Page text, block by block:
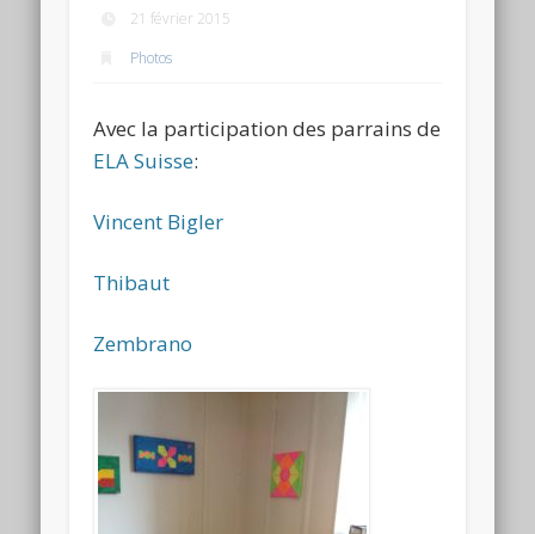
21 février 2015
Photos
Avec la participation des parrains de
ELA Suisse:
Vincent Bigler
Thibaut
Zembrano